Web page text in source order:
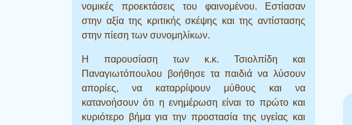
νομικές προεκτάσεις του φαινομένου. Εστίασαν
στην αξία της κριτικής σκέψης και της αντίστασης
στην πίεση των συνομηλίκων.
Η παρουσίαση των κ.κ. Τσιολπίδη και
Παναγιωτόπουλου βοήθησε τα παιδιά να λύσουν
απορίες, να καταρρίψουν μύθους και να
κατανοήσουν ότι η ενημέρωση είναι το πρώτο και
κυριότερο βήμα για την προστασία της υγείας και